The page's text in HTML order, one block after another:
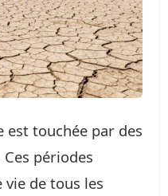
est touchée par des
Ces périodes
de tous les